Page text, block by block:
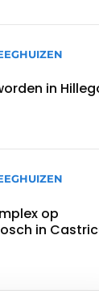
in
op
in